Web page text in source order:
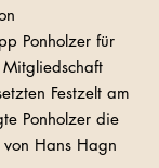
Ponholzer für
Festzelt am
Ponholzer die
Hans Hagn